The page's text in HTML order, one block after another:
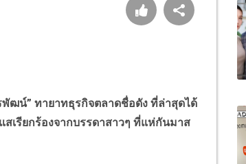
น์” ทายาทธุรกิจตลาดชื่อดัง ที่ล่าสุดได้
เรียกร้องจากบรรดาสาวๆ ที่แห่กันมาส